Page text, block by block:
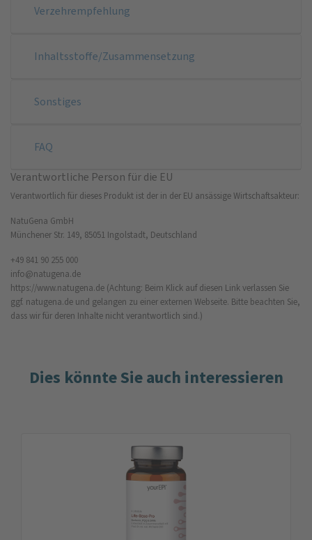
Verzehrempfehlung
Inhaltsstoffe/Zusammensetzung
Sonstiges
FAQ
Verantwortliche Person für die EU
Verantwortlich für dieses Produkt ist der in der EU ansässige Wirtschaftsakteur:
NatuGena GmbH
Münchener Str. 149, 85051 Ingolstadt, Deutschland
+49 841 90 255 000
info@natugena.de
https://www.natugena.de (Achtung: Beim Klick auf diesen Link verlassen Sie
ggf. natugena.de und gelangen zu einer externen Webseite. Bitte beachten Sie,
dass wir für deren Inhalte nicht verantwortlich sind.)
Dies könnte Sie auch interessieren